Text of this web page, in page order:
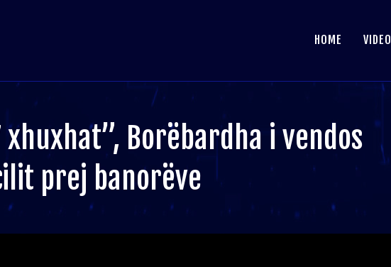
HOME VIDEO
Borëbardha i vendos
prej banorëve